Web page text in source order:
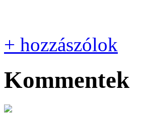
+ hozzászólok
Kommentek